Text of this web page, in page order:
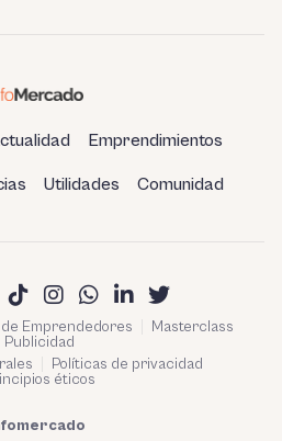
Emprendimientos
Utilidades Comunidad
Emprendedores
Masterclass
Publicidad
Políticas de privacidad
éticos